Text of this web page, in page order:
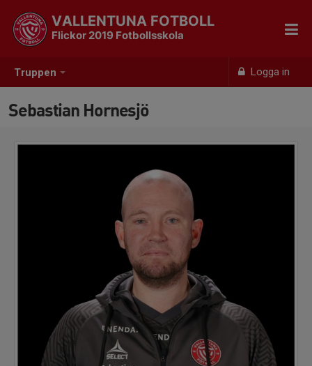
Truppen Logga in
VALLENTUNA FOTBOLL
Flickor 2019 Fotbollsskola
Sebastian Hornesjö